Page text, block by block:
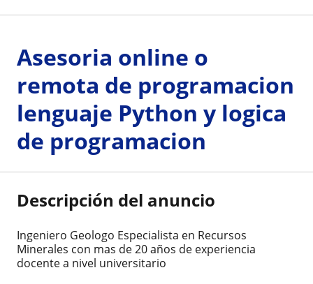
Asesoria online o
remota de programacion
lenguaje Python y logica
de programacion
Descripción del anuncio
Ingeniero Geologo Especialista en Recursos
Minerales con mas de 20 años de experiencia
docente a nivel universitario